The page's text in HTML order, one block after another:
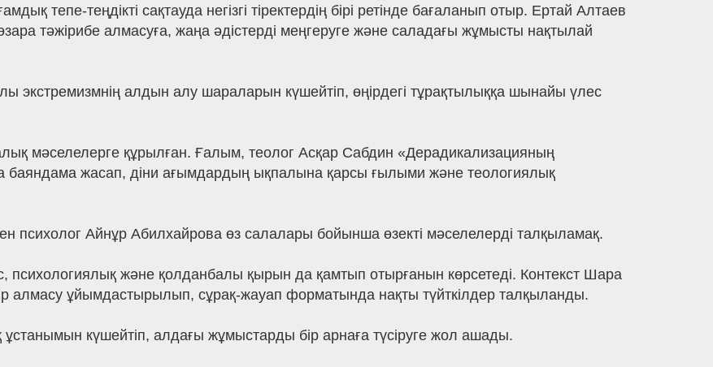
тепе-теңдікті сақтауда негізгі тіректердің бірі ретінде бағаланып отыр. Ертай Алтаев
тәжірибе алмасуға, жаңа әдістерді меңгеруге және саладағы жұмысты нақтылай
экстремизмнің алдын алу шараларын күшейтіп, өңірдегі тұрақтылыққа шынайы үлес
мәселелерге құрылған. Ғалым, теолог Асқар Сабдин «Дерадикализацияның
баяндама жасап, діни ағымдардың ықпалына қарсы ғылыми және теологиялық
психолог Айнұр Абилхайрова өз салалары бойынша өзекті мәселелерді талқыламақ.
психологиялық және қолданбалы қырын да қамтып отырғанын көрсетеді. Контекст Шара
алмасу ұйымдастырылып, сұрақ-жауап форматында нақты түйткілдер талқыланды.
күшейтіп, алдағы жұмыстарды бір арнаға түсіруге жол ашады.